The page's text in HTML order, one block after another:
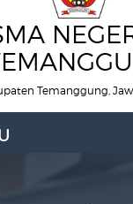
Temanggung,